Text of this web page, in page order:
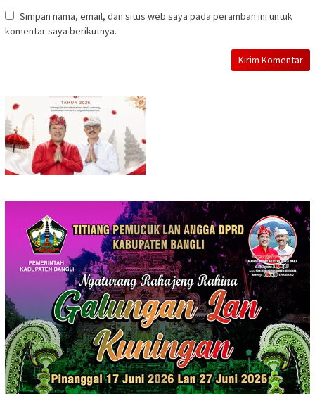
Simpan nama, email, dan situs web saya pada peramban ini untuk
komentar saya berikutnya.